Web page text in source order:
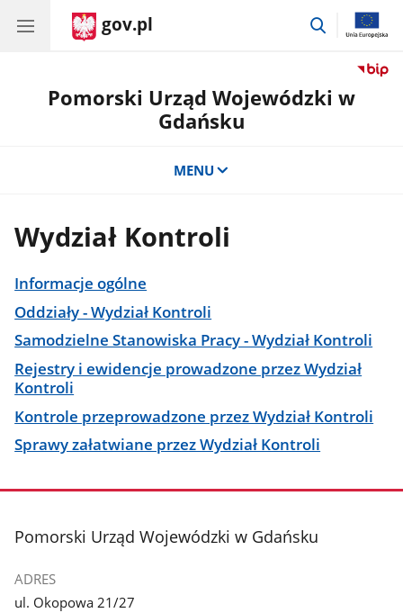
gov.pl
przejdź
Pomorski Urząd Wojewódzki w
Gdańsku
MENU
Wydział Kontroli
Informacje ogólne
Oddziały - Wydział Kontroli
Samodzielne Stanowiska Pracy - Wydział Kontroli
Rejestry i ewidencje prowadzone przez Wydział
Kontroli
Kontrole przeprowadzone przez Wydział Kontroli
Sprawy załatwiane przez Wydział Kontroli
stopka
Pomorski Urząd Wojewódzki w Gdańsku
ADRES
ul. Okopowa 21/27